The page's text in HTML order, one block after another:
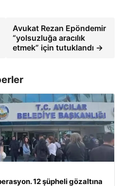
Avukat Rezan Epöndemir
“yolsuzluğa aracılık
etmek” için tutuklandı →
12 şüpheli gözaltına